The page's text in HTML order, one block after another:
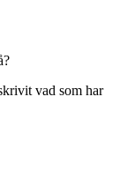
vad som har